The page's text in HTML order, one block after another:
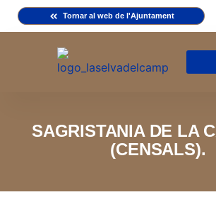
Tornar al web de l'Ajuntament
SAGRISTANIA DE LA
(CENSALS).